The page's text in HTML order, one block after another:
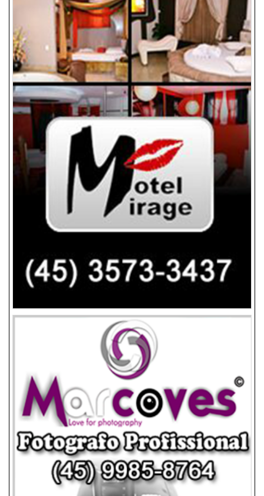
SUPORTE
Respondemos em 24hs
contato@brasilquente.com.br
CATEGORIA
Garoto
Garota
Travesti